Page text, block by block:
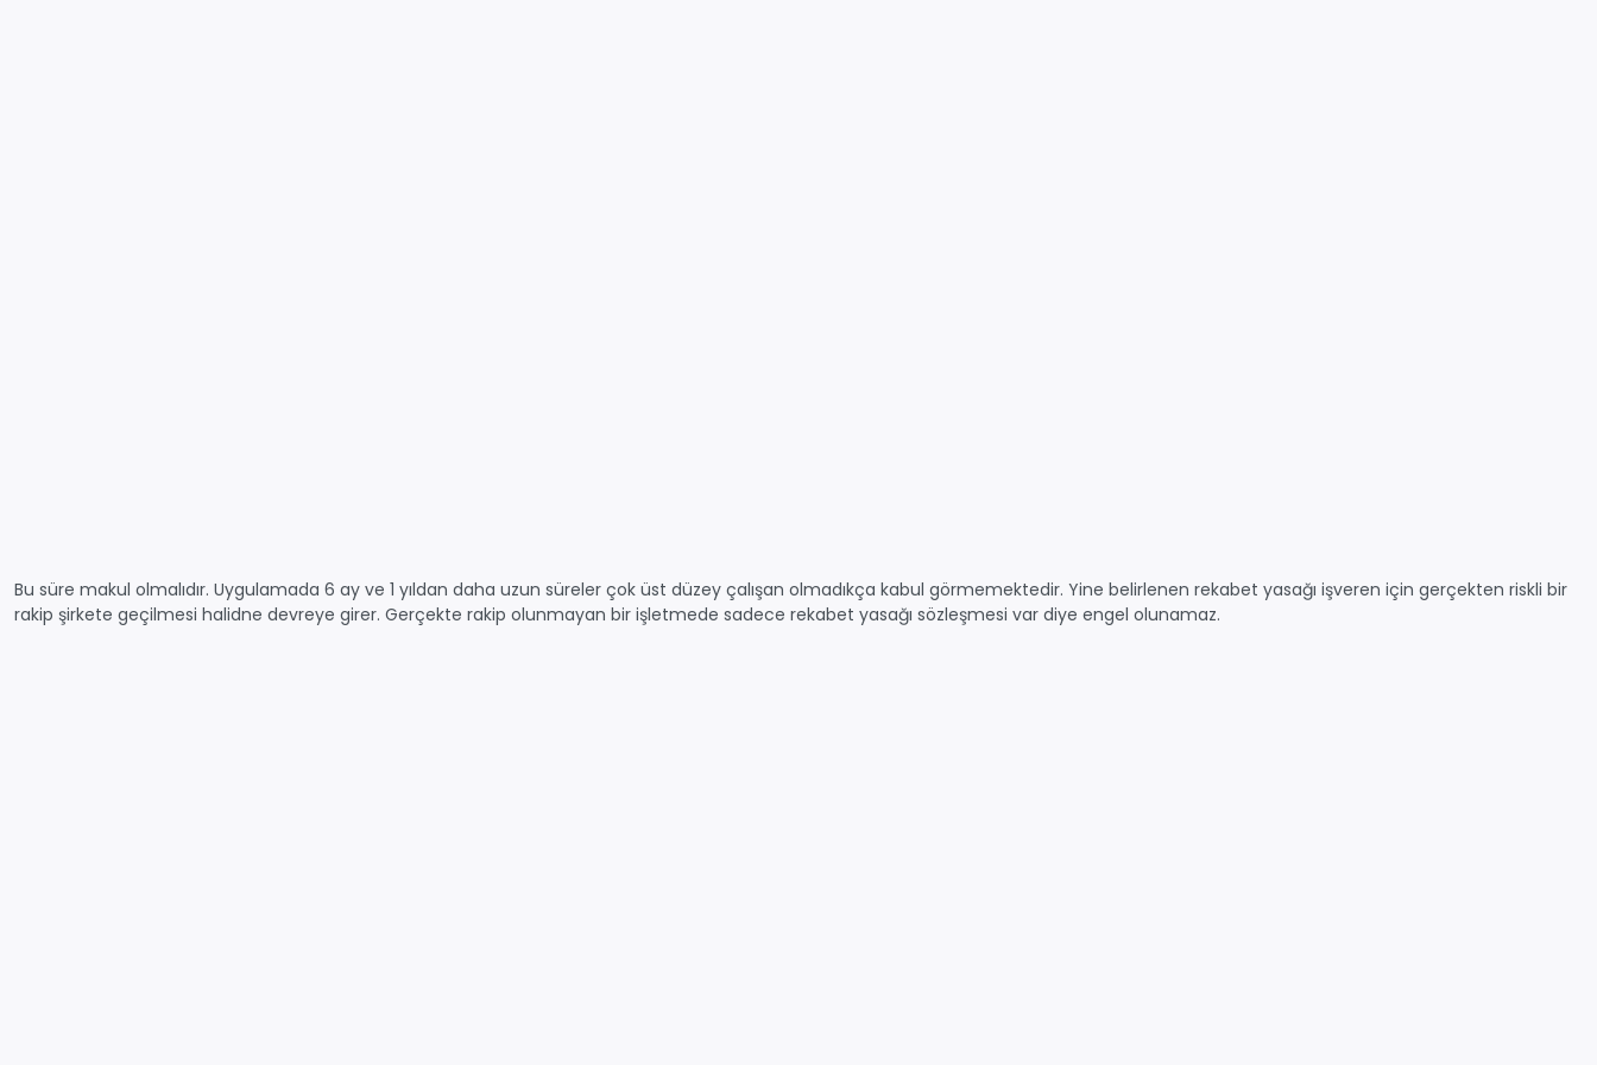
Bu süre makul olmalıdır. Uygulamada 6 ay ve 1 yıldan daha uzun süreler çok üst düzey çalışan olmadıkça kabul görmemektedir. Yine belirlenen rekabet yasağı işveren için gerçekten riskli bir
rakip şirkete geçilmesi halidne devreye girer. Gerçekte rakip olunmayan bir işletmede sadece rekabet yasağı sözleşmesi var diye engel olunamaz.